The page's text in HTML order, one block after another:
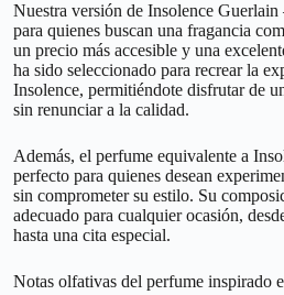
Nuestra versión de Insolence
para quienes buscan una fragancia
un precio más accesible y una
ha sido seleccionado para recrear la
Insolence, permitiéndote disfrutar de
sin renunciar a la calidad.
Además, el perfume equivalente a
perfecto para quienes desean
sin comprometer su estilo. Su
adecuado para cualquier ocasión,
hasta una cita especial.
Notas olfativas del perfume inspirado